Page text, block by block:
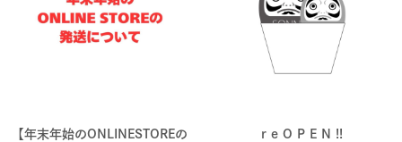
【年末年始のONLINESTOREの
r e O P E N !!